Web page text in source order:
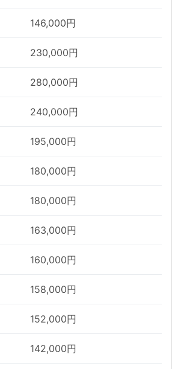
146,000円
230,000円
280,000円
240,000円
195,000円
180,000円
180,000円
163,000円
160,000円
158,000円
152,000円
142,000円